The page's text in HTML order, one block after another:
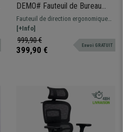
DEMO# Fauteuil de Bureau
RABAT, en Cuir, Noir, Dossier
Basculant, Grande Qualité et
Design
Fauteuil de direction ergonomique
avec dossier basculant. Design et
finitions parfaites, luxe et confort au
meilleur prix
[+Info]
999,90 €
399,90 € Envoi GRATUIT